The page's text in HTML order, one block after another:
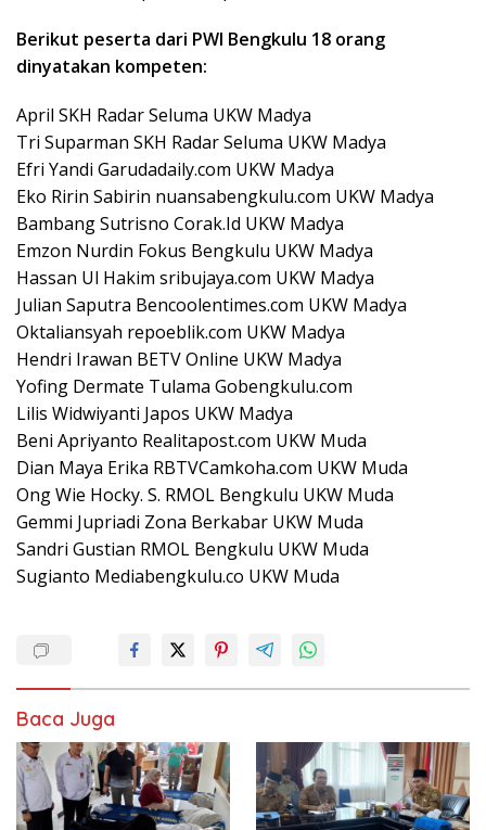
Berikut peserta dari PWI Bengkulu 18 orang
dinyatakan kompeten:
April SKH Radar Seluma UKW Madya
Tri Suparman SKH Radar Seluma UKW Madya
Efri Yandi Garudadaily.com UKW Madya
Eko Ririn Sabirin nuansabengkulu.com UKW Madya
Bambang Sutrisno Corak.Id UKW Madya
Emzon Nurdin Fokus Bengkulu UKW Madya
Hassan Ul Hakim sribujaya.com UKW Madya
Julian Saputra Bencoolentimes.com UKW Madya
Oktaliansyah repoeblik.com UKW Madya
Hendri Irawan BETV Online UKW Madya
Yofing Dermate Tulama Gobengkulu.com
Lilis Widwiyanti Japos UKW Madya
Beni Apriyanto Realitapost.com UKW Muda
Dian Maya Erika RBTVCamkoha.com UKW Muda
Ong Wie Hocky. S. RMOL Bengkulu UKW Muda
Gemmi Jupriadi Zona Berkabar UKW Muda
Sandri Gustian RMOL Bengkulu UKW Muda
Sugianto Mediabengkulu.co UKW Muda
Baca Juga